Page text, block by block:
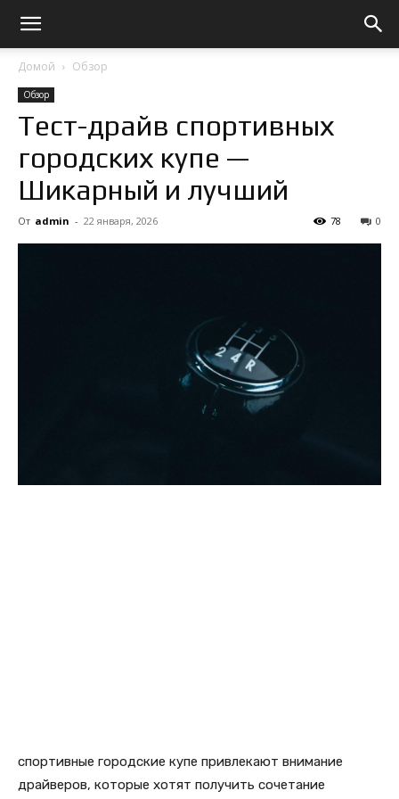
Домой Обзор
Обзор
Тест-драйв спортивных
городских купе —
Шикарный и лучший
От admin - 22 января, 2026 0
78
спортивные городские купе привлекают внимание
драйверов, которые хотят получить сочетание